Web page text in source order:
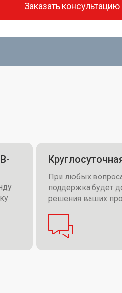
Заказать консультацию
При любых
поддержка будет
решения ваших